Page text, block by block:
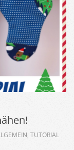
, TUTORIAL